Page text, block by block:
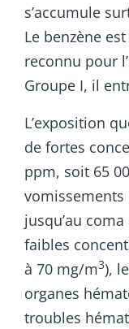
s’accumule
Le benzène
reconnu pour
Groupe I, il
L’exposition
de fortes
ppm, soit 65
jusqu’au
faibles
à 70 mg/m3),
organes
troubles